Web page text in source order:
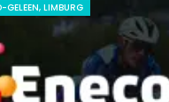
LIMBURG